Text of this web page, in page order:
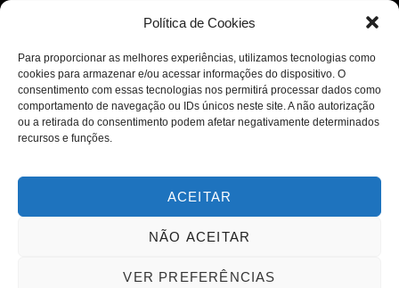
Política de Cookies
Para proporcionar as melhores experiências, utilizamos tecnologias como
cookies para armazenar e/ou acessar informações do dispositivo. O
consentimento com essas tecnologias nos permitirá processar dados como
comportamento de navegação ou IDs únicos neste site. A não autorização
ou a retirada do consentimento podem afetar negativamente determinados
recursos e funções.
ACEITAR
NÃO ACEITAR
VER PREFERÊNCIAS
Copyright © 2026. Diário PcD. Todos os direitos reservados.